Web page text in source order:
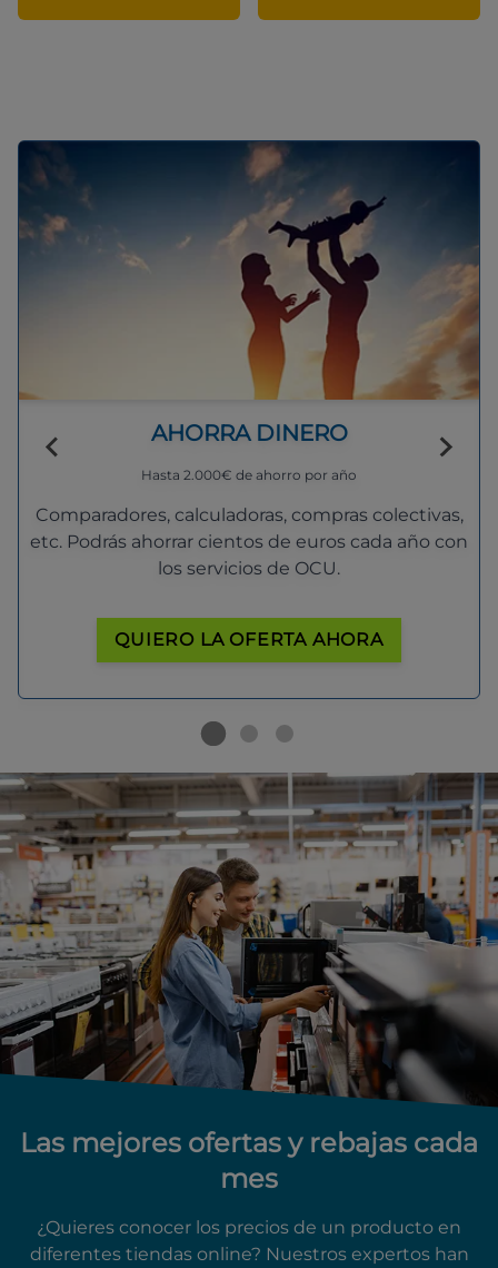
AHORRA DINERO
Hasta 2.000€ de ahorro por año
Comparadores, calculadoras, compras colectivas,
etc. Podrás ahorrar cientos de euros cada año con
los servicios de OCU.
QUIERO LA OFERTA AHORA
Las mejores ofertas y rebajas cada
mes
¿Quieres conocer los precios de un producto en
diferentes tiendas online? Nuestros expertos han